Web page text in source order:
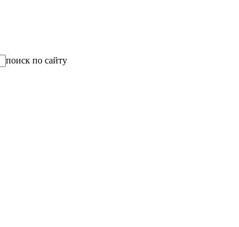
поиск по сайту